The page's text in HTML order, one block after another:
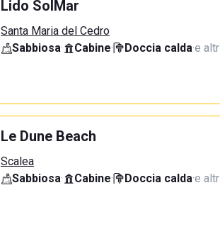
Lido SolMar
Santa Maria del Cedro
Sabbiosa· Cabine· Doccia calda·e
Le Dune Beach
Scalea
Sabbiosa· Cabine· Doccia calda·e